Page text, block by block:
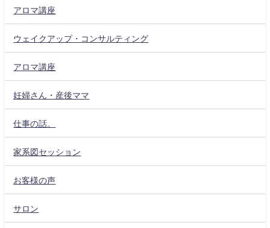
アロマ講座
ウェイクアップ・コンサルティング
アロマ講座
妊婦さん・産後ママ
仕事の話。
家系図セッション
お客様の声
サロン